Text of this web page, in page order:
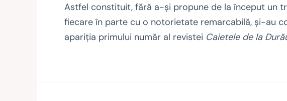
Astfel constituit, fără a-şi propune de la început un
fiecare în parte cu o notorietate remarcabilă, şi-au
apariţia primului număr al revistei Caietele de la